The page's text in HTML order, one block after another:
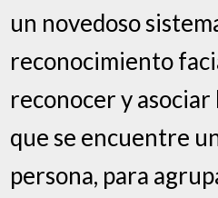
un novedoso
reconocimiento
reconocer y asociar
que se encuentre
persona, para